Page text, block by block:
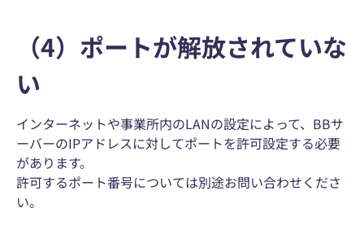
（4）ポートが解放されていな
い
インターネットや事業所内のLANの設定によって、BBサ
ーバーのIPアドレスに対してポートを許可設定する必要
があります。
許可するポート番号については別途お問い合わせくださ
い。